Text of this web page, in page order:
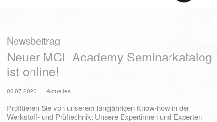
Newsbeitrag
Neuer MCL Academy Seminarkatalog
ist online!
08.07.2026 Aktuelles
Profitieren Sie von unserem langjährigen Know-how in der
Werkstoff- und Prüftechnik: Unsere Expertinnen und Experten